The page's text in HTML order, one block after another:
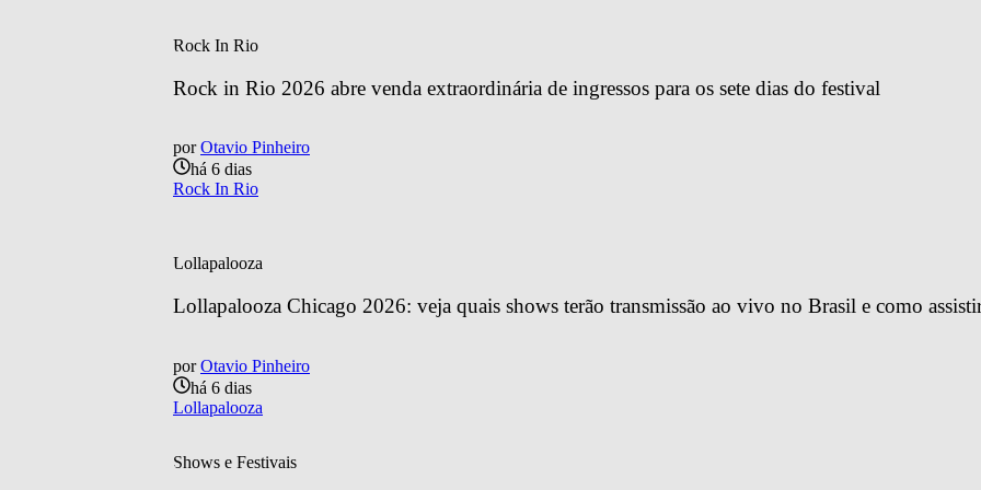
Rock In Rio
Rock in Rio 2026 abre venda extraordinária de ingressos para os sete dias do festival
por Otavio Pinheiro
há 6 dias
Rock In Rio
Lollapalooza
Lollapalooza Chicago 2026: veja quais shows terão transmissão ao vivo no Brasil e como
por Otavio Pinheiro
há 6 dias
Lollapalooza
Shows e Festivais